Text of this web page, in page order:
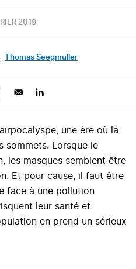
2019
Thomas Seegmuller
une ère où la
sommets. Lorsque le
les masques semblent être
Et pour cause, il faut être
face à une pollution
leur santé et
en prend un sérieux